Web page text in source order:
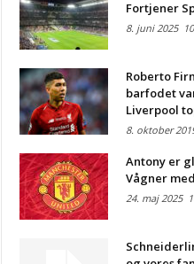
Fortjener
8. juni 2025
Roberto
barfodet
Liverpool
8. oktober
Antony er
Vågner
24. maj 2025